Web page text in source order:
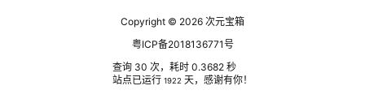
Copyright © 2026 次元宝箱
粤ICP备2018136771号
查询 30 次，耗时 0.3682 秒
站点已运行 1922 天，感谢有你！